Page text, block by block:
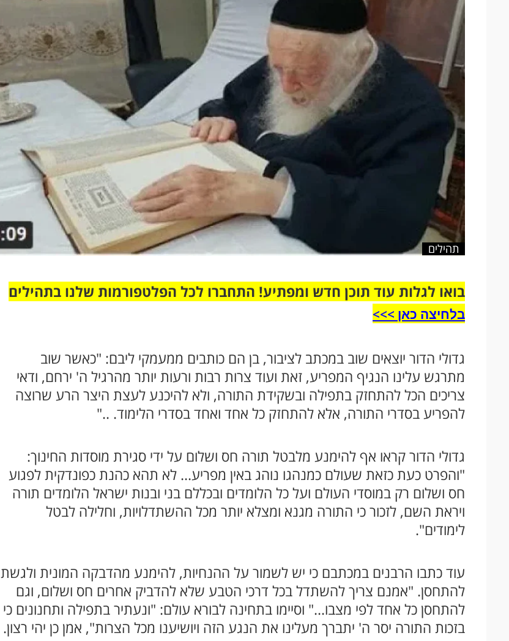
תהילים
בואו לגלות עוד תוכן חדש ומפתיע! התחברו לכל הפלטפורמות שלנו בתהילים
בלחיצה כאן >>>​
גדולי הדור יוצאים שוב במכתב לציבור, בן הם כותבים ממעמקי ליבם: "כאשר שוב
מתרגש עלינו הנגיף המפריע, זאת ועוד צרות רבות ורעות יותר מהרגיל ה' ירחם, ודאי
צריכים הכל להתחזק בתפילה ובשקידת התורה, ולא להיכנע לעצת היצר הרע שרוצה
להפריע בסדרי התורה, אלא להתחזק כל אחד ואחד בסדרי הלימוד. .."
גדולי הדור קראו אף להימנע מלבטל תורה חס ושלום על ידי סגירת מוסדות החינוך:
"והפרט כעת כזאת שעולם כמנהגו נוהג באין מפריע... לא תהא כהנת כפונדקית לפגוע
חס ושלום רק במוסדי העולם ועל כל הלומדים ובכללם בני ובנות ישראל הלומדים תורה
ויראת השם, לזכור כי התורה מגנא ומצלא יותר מכל ההשתדלויות, וחלילה לבטל
לימודים".
עוד כתבו הרבנים במכתבם כי יש לשמור על ההנחיות, להימנע מהדבקה המונית ולגשת
להתחסן. "אמנם צריך להשתדל בכל דרכי הטבע שלא להדביק אחרים חס ושלום, וגם
להתחסן כל אחד לפי מצבו..." וסיימו בתחינה לבורא עולם: "ונעתיר בתפילה ותחנונים כי
בזכות התורה יסר ה' יתברך מעלינו את הנגע הזה ויושיענו מכל הצרות", אמן כן יהי רצון.